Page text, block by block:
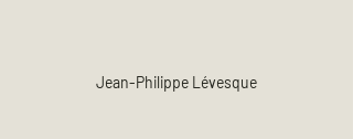
Jean-Philippe Lévesque